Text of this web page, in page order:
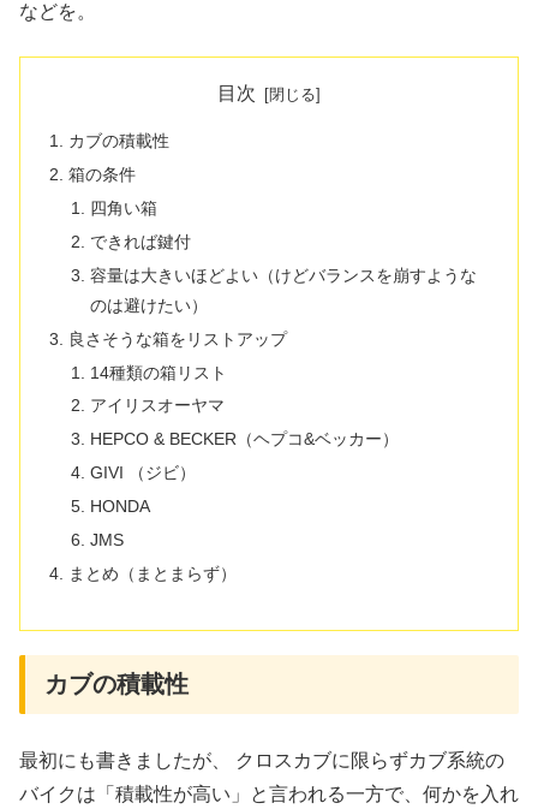
などを。
目次
カブの積載性
箱の条件
四角い箱
できれば鍵付
容量は大きいほどよい（けどバランスを崩すような
のは避けたい）
良さそうな箱をリストアップ
14種類の箱リスト
アイリスオーヤマ
HEPCO & BECKER（ヘプコ&ベッカー）
GIVI （ジビ）
HONDA
JMS
まとめ（まとまらず）
カブの積載性
最初にも書きましたが、 クロスカブに限らずカブ系統の
バイクは「積載性が高い」と言われる一方で、何かを入れ